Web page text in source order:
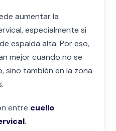
aumentar la
especialmente si
espalda alta. Por eso,
mejor cuando no se
sino también en la zona
entre cuello
.